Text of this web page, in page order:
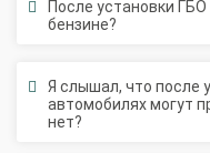
автомобилях могут
нет?